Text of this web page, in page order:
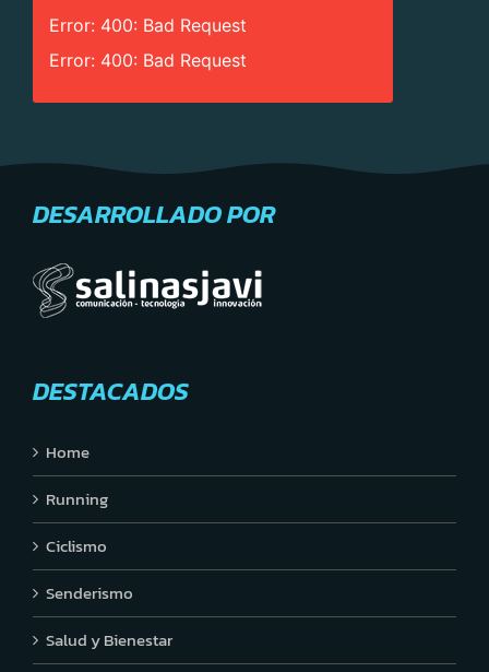
Error: 400: Bad Request
Error: 400: Bad Request
DESARROLLADO POR
DESTACADOS
Home
Running
Ciclismo
Senderismo
Salud y Bienestar